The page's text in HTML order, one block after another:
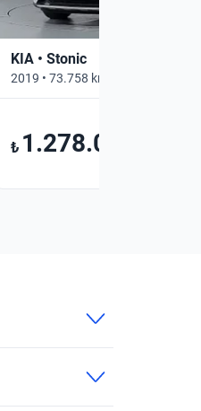
KIA • Stonic
2019 • 73.758 km • Otomatik
₺ 1.278.000